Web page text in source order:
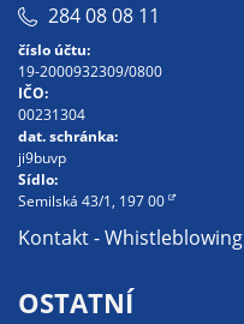
284 08 08 11
číslo účtu:
19-2000932309/0800
IČO:
00231304
dat. schránka:
ji9buvp
Sídlo:
Semilská 43/1, 197 00
Kontakt - Whistleblowing
OSTATNÍ